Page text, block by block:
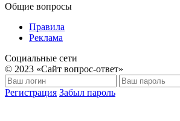
Общие вопросы
Правила
Реклама
Социальные сети
© 2023 «Сайт вопрос-ответ»
Регистрация Забыл пароль